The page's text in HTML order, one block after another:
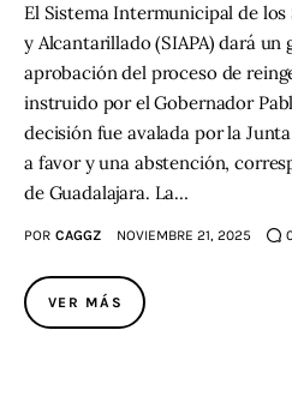
El Sistema Intermunicipal de
y Alcantarillado (SIAPA) dará
aprobación del proceso de
instruido por el Gobernador
decisión fue avalada por la
a favor y una abstención,
de Guadalajara. La…
POR CAGGZ NOVIEMBRE 21, 2025
VER MÁS